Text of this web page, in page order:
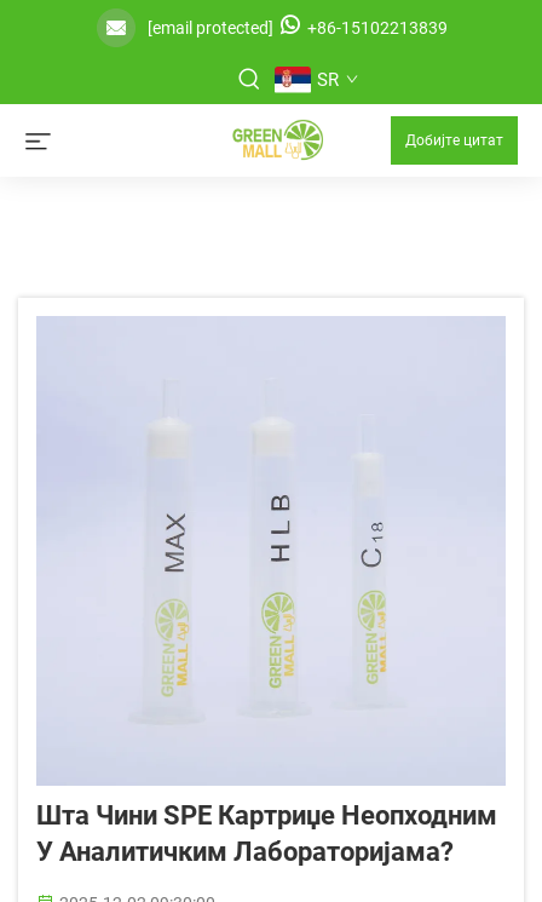
[email protected] +86-15102213839
SR
Добијте цитат
Шта Чини SPE Картриџе Неопходним
У Аналитичким Лабораторијама?